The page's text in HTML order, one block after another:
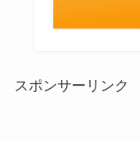
スポンサーリンク